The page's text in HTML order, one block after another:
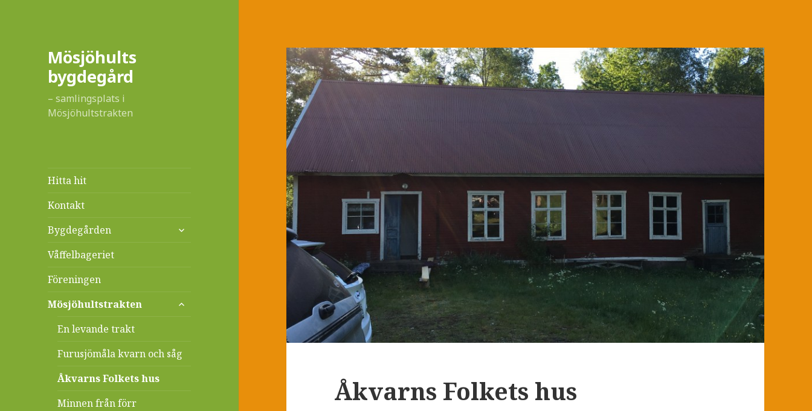
Mösjöhults
bygdegård
– samlingsplats i
Mösjöhultstrakten
Hitta hit
Kontakt
Bygdegården
expandera
Våffelbageriet
Föreningen
Mösjöhultstrakten
expandera
En levande trakt
Furusjömåla kvarn och såg
Åkvarns Folkets hus
Minnen från förr
Åkvarns Folkets hus